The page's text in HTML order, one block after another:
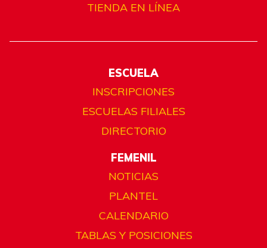
TIENDA EN LÍNEA
ESCUELA
INSCRIPCIONES
ESCUELAS FILIALES
DIRECTORIO
FEMENIL
NOTICIAS
PLANTEL
CALENDARIO
TABLAS Y POSICIONES